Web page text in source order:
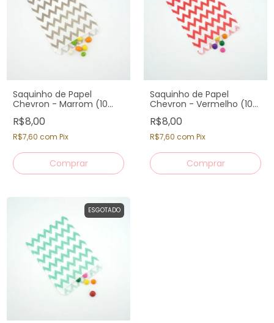
Saquinho de Papel
Chevron - Marrom (10
un.)
R$8,00
R$7,60 com Pix
Saquinho de Papel
Chevron - Vermelho (10
un.)
R$8,00
R$7,60 com Pix
ESGOTADO